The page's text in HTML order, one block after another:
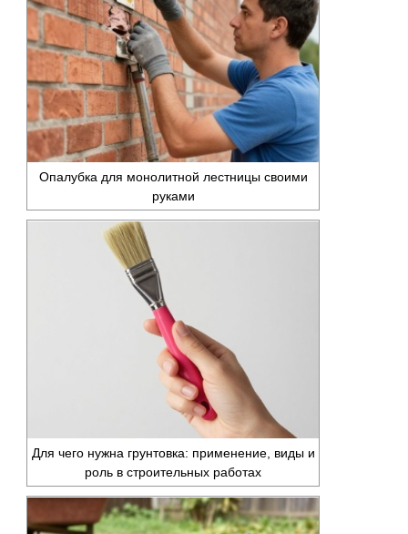
Опалубка для монолитной лестницы своими
руками
Для чего нужна грунтовка: применение, виды и
роль в строительных работах